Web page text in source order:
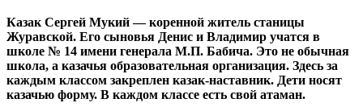
Казак Сергей Мукий — коренной житель станицы
Журавской. Его сыновья Денис и Владимир учатся в
школе № 14 имени генерала М.П. Бабича. Это не обычная
школа, а казачья образовательная организация. Здесь за
каждым классом закреплен казак-наставник. Дети носят
казачью форму. В каждом классе есть свой атаман.